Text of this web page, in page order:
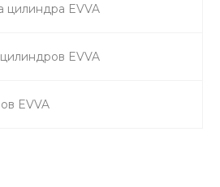
цилиндра EVVA
EVVA
EVVA